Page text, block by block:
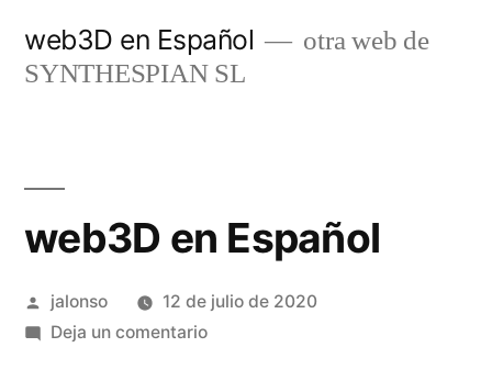
web3D en Español
otra web de
SYNTHESPIAN SL
web3D en Español
Publicado
por
jalonso
12 de julio de 2020
Deja un comentarioen